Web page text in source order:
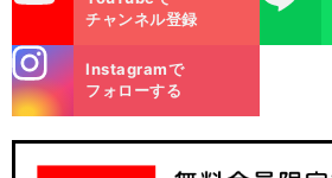
チャンネル登録
m
Instagramで
フォローする